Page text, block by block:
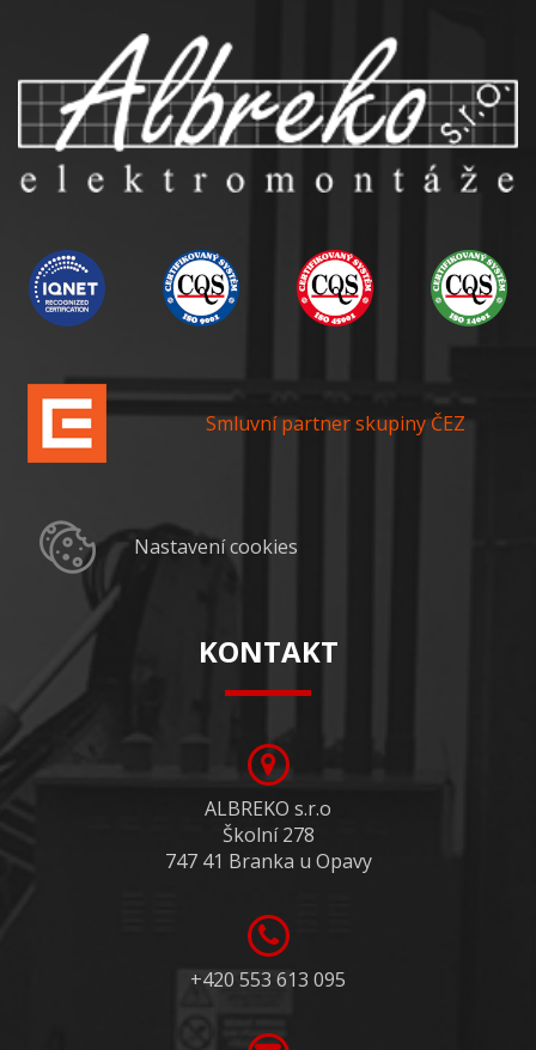
Smluvní partner skupiny ČEZ
Nastavení cookies
KONTAKT
ALBREKO s.r.o
Školní 278
747 41 Branka u Opavy
+420 553 613 095